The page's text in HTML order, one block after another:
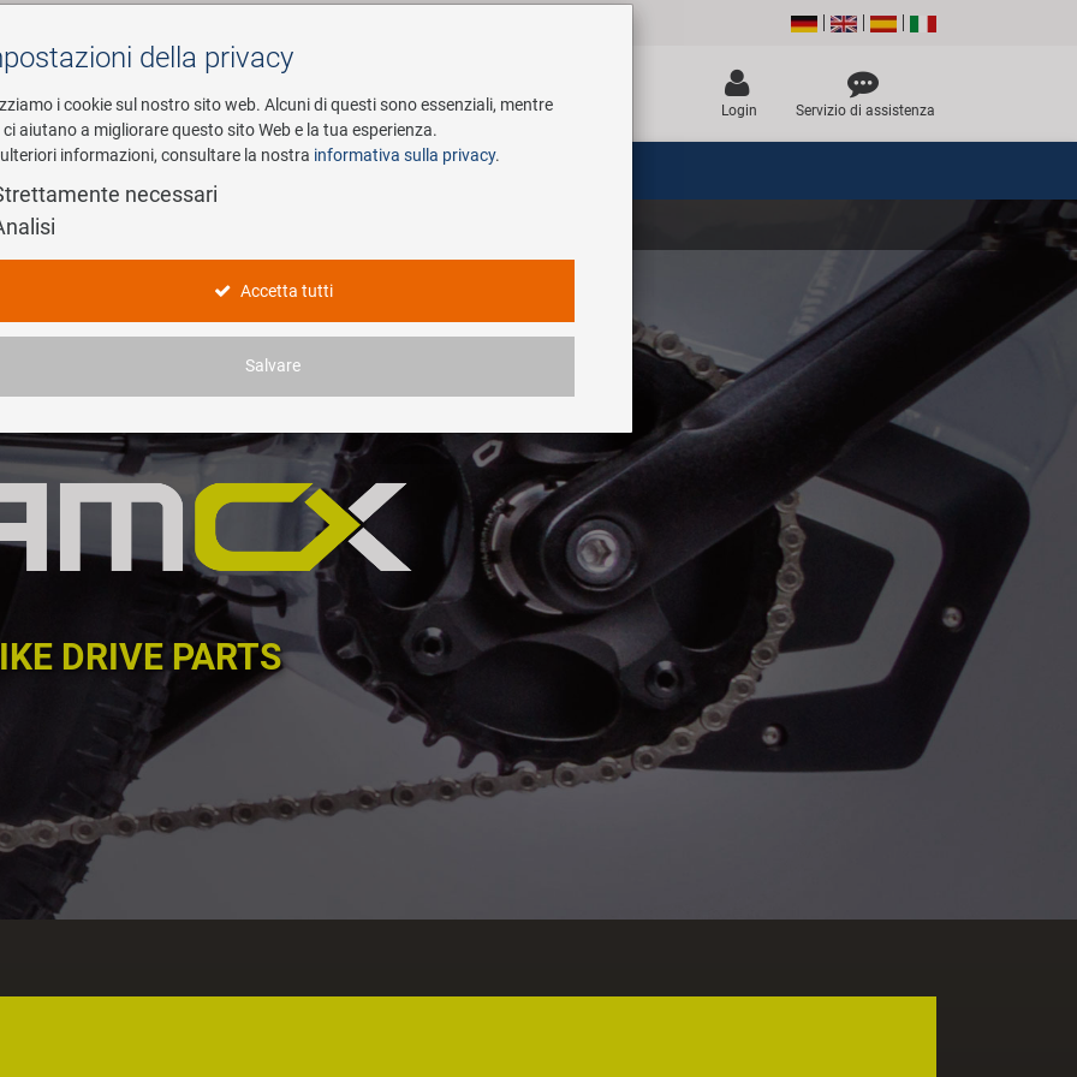
Cerca
Login Servizio di assistenza
E-Mobility
DRIVE PARTS
della privacy
i cookie sul nostro sito web. Alcuni di questi sono essenziali, mentre
aiutano a migliorare questo sito Web e la tua esperienza.
informazioni, consultare la nostra informativa sulla privacy.
necessari
Accetta tutti
Salvare